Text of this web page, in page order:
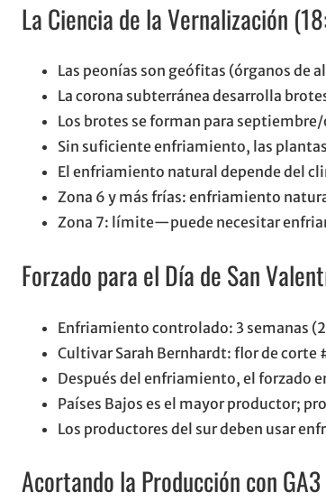
La Ciencia de la Vernalización
Las peonías son geófitas (órganos de
La corona subterránea desarrolla
Los brotes se forman para
Sin suficiente enfriamiento, las
El enfriamiento natural depende del
Zona 6 y más frías: enfriamiento
Zona 7: límite—puede necesitar
Forzado para el Día de San
Enfriamiento controlado: 3 semanas
Cultivar Sarah Bernhardt: flor de corte
Después del enfriamiento, el forzado
Países Bajos es el mayor productor;
Los productores del sur deben usar
Acortando la Producción con